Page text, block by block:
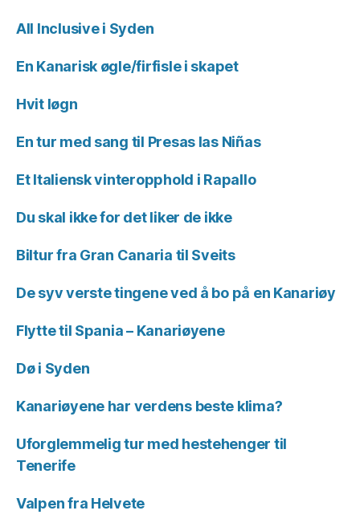
All Inclusive i Syden
En Kanarisk øgle/firfisle i skapet
Hvit løgn
En tur med sang til Presas las Niñas
Et Italiensk vinteropphold i Rapallo
Du skal ikke for det liker de ikke
Biltur fra Gran Canaria til Sveits
De syv verste tingene ved å bo på en Kanariøy
Flytte til Spania – Kanariøyene
Dø i Syden
Kanariøyene har verdens beste klima?
Uforglemmelig tur med hestehenger til
Tenerife
Valpen fra Helvete